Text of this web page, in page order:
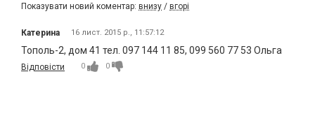
Показувати новий коментар: внизу / вгорі
Катерина 16 лист. 2015 р., 11:57:12
Тополь-2, дом 41 тел. 097 144 11 85, 099 560 77 53 Ольга
Відповісти 0 0